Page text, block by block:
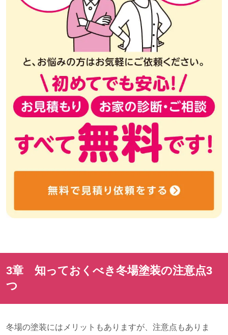
3章 知っておくべき冬場塗装の注意点3
つ
冬場の塗装にはメリットもありますが、注意点もありま